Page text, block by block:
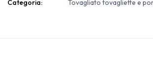
Categoria: Tovagliato tovagliette e